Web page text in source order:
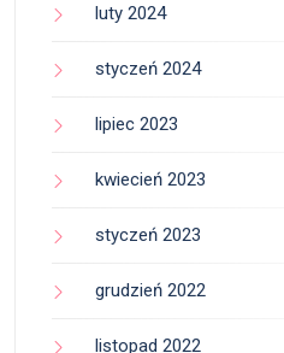
luty 2024
styczeń 2024
lipiec 2023
kwiecień 2023
styczeń 2023
grudzień 2022
listopad 2022